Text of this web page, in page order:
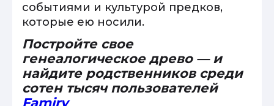
событиями и культурой предков,
которые ею носили.
Постройте свое
генеалогическое древо — и
найдите родственников среди
сотен тысяч пользователей
Famiry